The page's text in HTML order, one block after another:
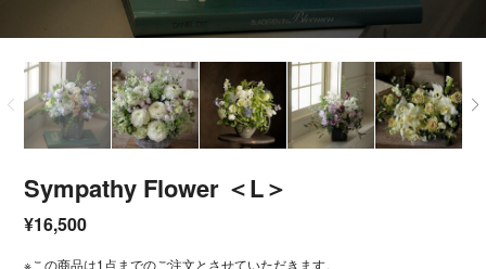
Sympathy Flower ＜L＞
¥16,500
※この商品は1点までのご注文とさせていただきます。